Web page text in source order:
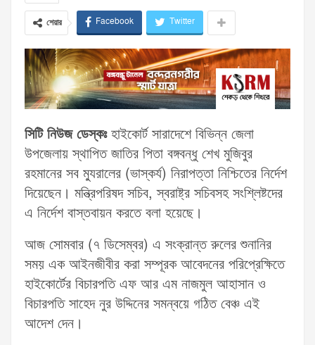
শেয়ার Facebook Twitter
সিটি নিউজ ডেস্কঃহাইকোর্ট সারাদেশে বিভিন্ন জেলা
উপজেলায় স্থাপিত জাতির পিতা বঙ্গবন্ধু শেখ মুজিবুর
রহমানের সব ম্যুরালের (ভাস্কর্য) নিরাপত্তা নিশ্চিতের নির্দেশ
দিয়েছেন। মন্ত্রিপরিষদ সচিব, স্বরাষ্ট্র সচিবসহ সংশ্লিষ্টদের
এ নির্দেশ বাস্তবায়ন করতে বলা হয়েছে।
আজ সোমবার (৭ ডিসেম্বর) এ সংক্রান্ত রুলের শুনানির
সময় এক আইনজীবীর করা সম্পূরক আবেদনের পরিপ্রেক্ষিতে
হাইকোর্টের বিচারপতি এফ আর এম নাজমুল আহাসান ও
বিচারপতি সাহেদ নুর উদ্দিনের সমন্বয়ে গঠিত বেঞ্চ এই
আদেশ দেন।